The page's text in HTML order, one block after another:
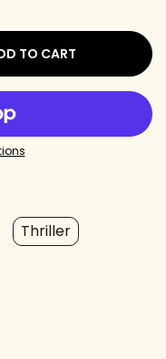
TO CART
Thriller